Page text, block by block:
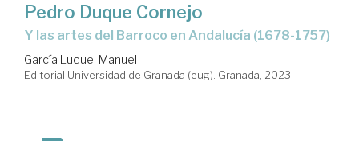
Pedro Duque Cornejo
y las artes del Barroco en Andalucía (1678-1757)
García Luque, Manuel
Editorial Universidad de Granada (eug). Granada, 2023